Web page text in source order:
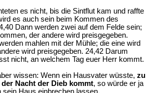
es nicht, bis die Sintflut kam und raffte
es auch sein beim Kommen des
Dann werden zwei auf dem Felde sein;
der andere wird preisgegeben.
mahlen mit der Mühle; die eine wird
wird preisgegeben. 24,42 Darum
nicht, an welchem Tag euer Herr kommt.
wissen: Wenn ein Hausvater wüsste, zu
Nacht der Dieb kommt, so würde er ja